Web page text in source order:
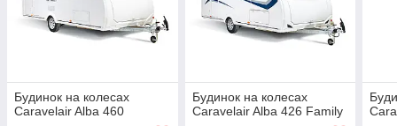
Будинок на колесах
Caravelair Alba 460
Будинок на колесах
Caravelair Alba 426 Family